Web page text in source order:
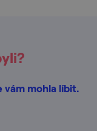
vám mohla líbit.